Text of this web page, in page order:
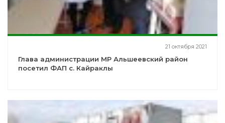
21 октября 2021
Глава администрации МР Альшеевский район
посетил ФАП с. Кайраклы